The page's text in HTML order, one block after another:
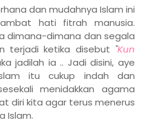
dan mudahnya Islam ini
hati fitrah manusia.
dimana-dimana dan segala
terjadi ketika disebut "Kun
jadilah ia .. Jadi disini, aye
itu cukup indah dan
menidakkan agama
diri kita agar terus menerus
Islam.